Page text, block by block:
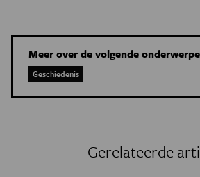
Meer over de volgende
Geschiedenis
Gerelateerde